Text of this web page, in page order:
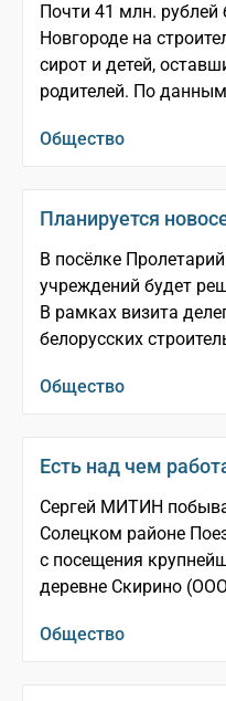
Почти 41 млн. рублей
Новгороде на
сирот и детей,
родителей. По
Общество
Планируется
В посёлке
учреждений будет
В рамках визита
белорусских
Общество
Есть над чем
Сергей МИТИН
Солецком районе
с посещения
деревне Скирино
Общество